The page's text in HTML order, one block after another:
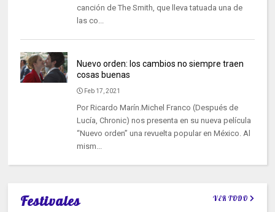
canción de The Smith, que lleva tatuada una de
las co...
Nuevo orden: los cambios no siempre traen
cosas buenas
Feb 17, 2021
Por Ricardo Marín.Michel Franco (Después de
Lucía, Chronic) nos presenta en su nueva película
“Nuevo orden” una revuelta popular en México. Al
mism...
Festivales VER TODO